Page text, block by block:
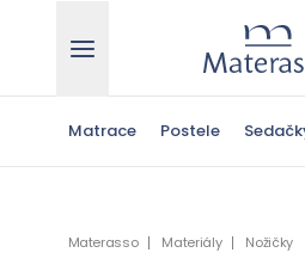
Matrace Postele
Materasso Materiály Nožičky